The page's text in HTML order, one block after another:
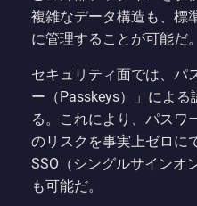
複雑なデータ構造も、標
に管理することが可能だ。
セキュリティ面では、パ
ー（Passkeys）」によ
る。これにより、パスワ
のリスクを事実上ゼロに
SSO（シングルサインオ
も可能だ。